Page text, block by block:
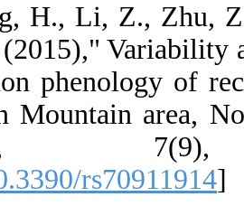
14. Tang, H.,
Xin, X.
vegetation
Khingan
[DOI:10.3390/